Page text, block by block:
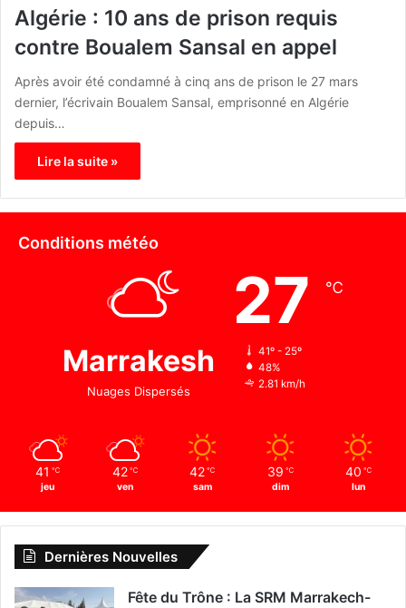
Algérie : 10 ans de prison requis
contre Boualem Sansal en appel
Après avoir été condamné à cinq ans de prison le 27 mars
dernier, l’écrivain Boualem Sansal, emprisonné en Algérie
depuis…
Lire la suite »
Conditions météo
Marrakesh
Nuages Dispersés
27 ℃
41º - 25º
48%
2.81 km/h
41 ℃
jeu
42 ℃
ven
42 ℃
sam
39 ℃
dim
40 ℃
lun
Dernières Nouvelles
Fête du Trône : La SRM Marrakech-